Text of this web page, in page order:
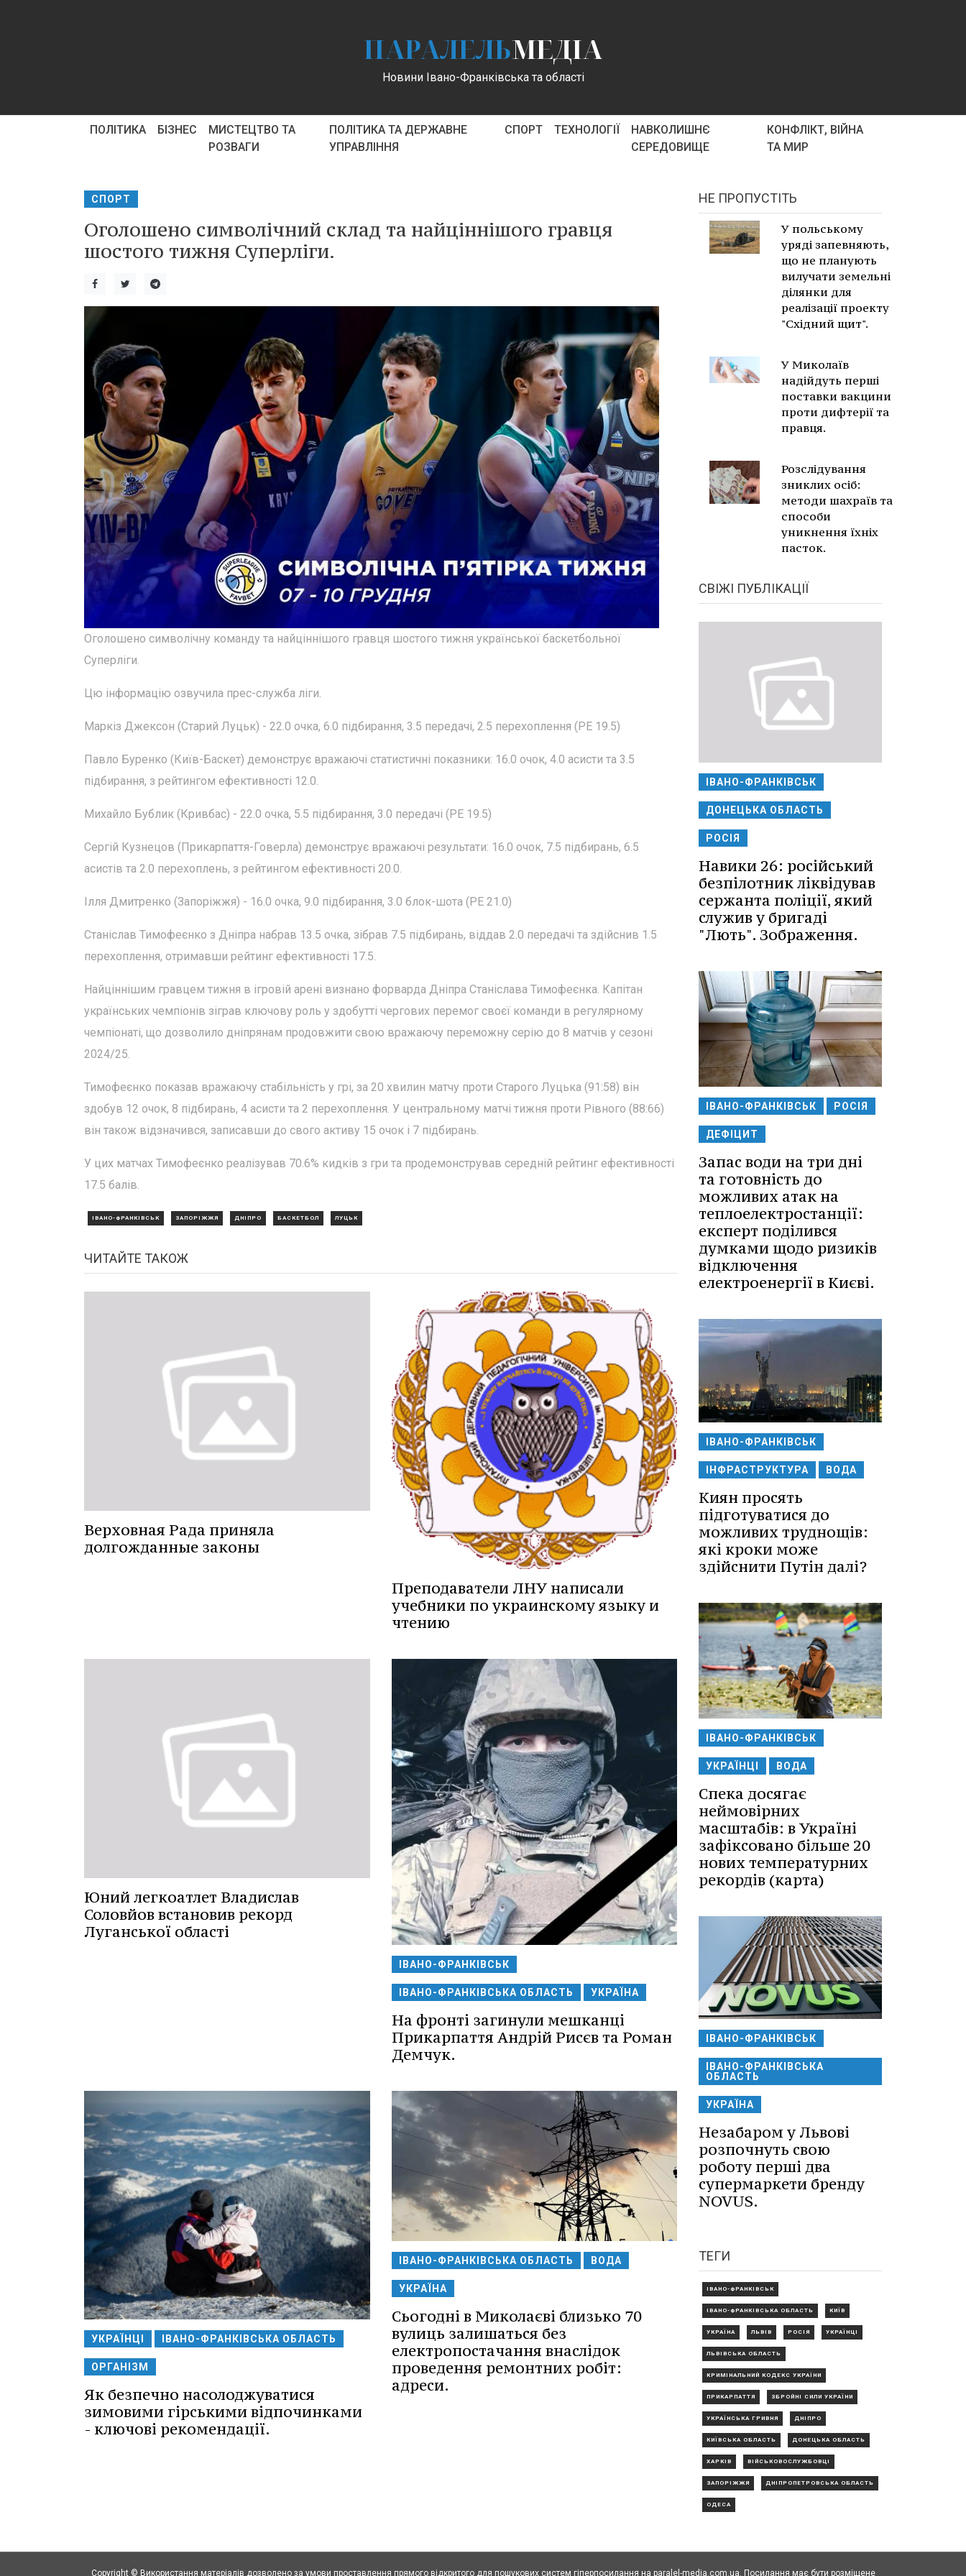
ПАРАЛЕЛЬМЕДІА
Новини Івано-Франківська та області
ПОЛІТИКА БІЗНЕС
МИСТЕЦТВО ТА
РОЗВАГИ
ПОЛІТИКА ТА ДЕРЖАВНЕ
УПРАВЛІННЯ
СПОРТ ТЕХНОЛОГІЇ
НАВКОЛИШНЄ
СЕРЕДОВИЩЕ
КОНФЛІКТ, ВІЙНА
ТА МИР
СПОРТ
Оголошено символічний склад та найціннішого гравця
шостого тижня Суперліги.
Оголошено символічну команду та найціннішого гравця шостого тижня української баскетбольної
Суперліги.
Цю інформацію озвучила прес-служба ліги.
Маркіз Джексон (Старий Луцьк) - 22.0 очка, 6.0 підбирання, 3.5 передачі, 2.5 перехоплення (РЕ 19.5)
Павло Буренко (Київ-Баскет) демонструє вражаючі статистичні показники: 16.0 очок, 4.0 асисти та 3.5
підбирання, з рейтингом ефективності 12.0.
Михайло Бублик (Кривбас) - 22.0 очка, 5.5 підбирання, 3.0 передачі (РЕ 19.5)
Сергій Кузнецов (Прикарпаття-Говерла) демонструє вражаючі результати: 16.0 очок, 7.5 підбирань, 6.5
асистів та 2.0 перехоплень, з рейтингом ефективності 20.0.
Ілля Дмитренко (Запоріжжя) - 16.0 очка, 9.0 підбирання, 3.0 блок-шота (РЕ 21.0)
Станіслав Тимофеєнко з Дніпра набрав 13.5 очка, зібрав 7.5 підбирань, віддав 2.0 передачі та здійснив 1.5
перехоплення, отримавши рейтинг ефективності 17.5.
Найціннішим гравцем тижня в ігровій арені визнано форварда Дніпра Станіслава Тимофеєнка. Капітан
українських чемпіонів зіграв ключову роль у здобутті чергових перемог своєї команди в регулярному
чемпіонаті, що дозволило дніпрянам продовжити свою вражаючу переможну серію до 8 матчів у сезоні
2024/25.
Тимофеєнко показав вражаючу стабільність у грі, за 20 хвилин матчу проти Старого Луцька (91:58) він
здобув 12 очок, 8 підбирань, 4 асисти та 2 перехоплення. У центральному матчі тижня проти Рівного (88:66)
він також відзначився, записавши до свого активу 15 очок і 7 підбирань.
У цих матчах Тимофеєнко реалізував 70.6% кидків з гри та продемонстрував середній рейтинг ефективності
17.5 балів.
ІВАНО-ФРАНКІВСЬК ЗАПОРІЖЖЯ ДНІПРО БАСКЕТБОЛ ЛУЦЬК
ЧИТАЙТЕ ТАКОЖ
Верховная Рада приняла
долгожданные законы
Преподаватели ЛНУ написали
учебники по украинскому языку и
чтению
Юний легкоатлет Владислав
Соловйов встановив рекорд
Луганської області
ІВАНО-ФРАНКІВСЬК
ІВАНО-ФРАНКІВСЬКА ОБЛАСТЬ УКРАЇНА
На фронті загинули мешканці
Прикарпаття Андрій Рисєв та Роман
Демчук.
УКРАЇНЦІ ІВАНО-ФРАНКІВСЬКА ОБЛАСТЬ
ОРГАНІЗМ
Як безпечно насолоджуватися
зимовими гірськими відпочинками
- ключові рекомендації.
ІВАНО-ФРАНКІВСЬКА ОБЛАСТЬ ВОДА
УКРАЇНА
Сьогодні в Миколаєві близько 70
вулиць залишаться без
електропостачання внаслідок
проведення ремонтних робіт:
адреси.
НЕ ПРОПУСТІТЬ
У польському
уряді запевняють,
що не планують
вилучати земельні
ділянки для
реалізації проекту
"Східний щит".
У Миколаїв
надійдуть перші
поставки вакцини
проти дифтерії та
правця.
Розслідування
зниклих осіб:
методи шахраїв та
способи
уникнення їхніх
пасток.
СВІЖІ ПУБЛІКАЦІЇ
ІВАНО-ФРАНКІВСЬК
ДОНЕЦЬКА ОБЛАСТЬ
РОСІЯ
Навики 26: російський
безпілотник ліквідував
сержанта поліції, який
служив у бригаді
"Лють". Зображення.
ІВАНО-ФРАНКІВСЬК РОСІЯ
ДЕФІЦИТ
Запас води на три дні
та готовність до
можливих атак на
теплоелектростанції:
експерт поділився
думками щодо ризиків
відключення
електроенергії в Києві.
ІВАНО-ФРАНКІВСЬК
ІНФРАСТРУКТУРА ВОДА
Киян просять
підготуватися до
можливих труднощів:
які кроки може
здійснити Путін далі?
ІВАНО-ФРАНКІВСЬК
УКРАЇНЦІ ВОДА
Спека досягає
неймовірних
масштабів: в Україні
зафіксовано більше 20
нових температурних
рекордів (карта)
ІВАНО-ФРАНКІВСЬК
ІВАНО-ФРАНКІВСЬКА
ОБЛАСТЬ
УКРАЇНА
Незабаром у Львові
розпочнуть свою
роботу перші два
супермаркети бренду
NOVUS.
ТЕГИ
ІВАНО-ФРАНКІВСЬК
ІВАНО-ФРАНКІВСЬКА ОБЛАСТЬ КИЇВ
УКРАЇНА ЛЬВІВ РОСІЯ УКРАЇНЦІ
ЛЬВІВСЬКА ОБЛАСТЬ
КРИМІНАЛЬНИЙ КОДЕКС УКРАЇНИ
ПРИКАРПАТТЯ ЗБРОЙНІ СИЛИ УКРАЇНИ
УКРАЇНСЬКА ГРИВНЯ ДНІПРО
КИЇВСЬКА ОБЛАСТЬ ДОНЕЦЬКА ОБЛАСТЬ
ХАРКІВ ВІЙСЬКОВОСЛУЖБОВЦІ
ЗАПОРІЖЖЯ ДНІПРОПЕТРОВСЬКА ОБЛАСТЬ
ОДЕСА
Copyright © Використання матеріалів дозволено за умови проставлення прямого відкритого для пошукових систем гіперпосилання на paralel-media.com.ua. Посилання має бути розміщене